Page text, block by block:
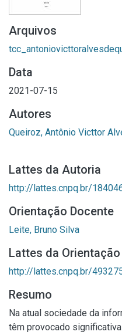
Arquivos
Data
2021-07-15
Autores
Queiroz, Antônio Victtor
Lattes da Autoria
http://lattes.cnpq.br/
Orientação Docente
Leite, Bruno Silva
Lattes da
http://lattes.cnpq.br/
Resumo
Na atual sociedade da
têm provocado